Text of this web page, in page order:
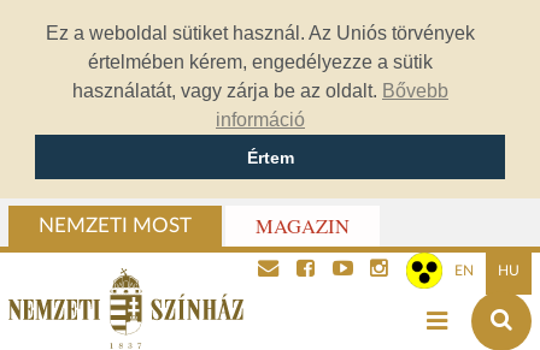
Ez a weboldal sütiket használ. Az Uniós törvények
értelmében kérem, engedélyezze a sütik
használatát, vagy zárja be az oldalt. Bővebb
információ
Értem
NEMZETI MOST MAGAZIN
EN HU